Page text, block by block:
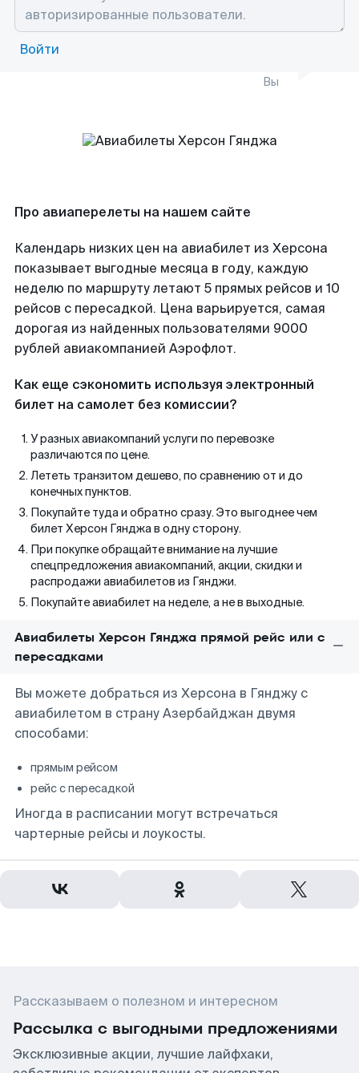
Войти
Вы
Про авиаперелеты на нашем сайте
Календарь низких цен на авиабилет из Херсона
показывает выгодные месяца в году, каждую
неделю по маршруту летают 5 прямых рейсов и 10
рейсов с пересадкой. Цена варьируется, самая
дорогая из найденных пользователями 9000
рублей авиакомпанией Аэрофлот.
Как еще сэкономить используя электронный
билет на самолет без комиссии?
У разных авиакомпаний услуги по перевозке
различаются по цене.
Лететь транзитом дешево, по сравнению от и до
конечных пунктов.
Покупайте туда и обратно сразу. Это выгоднее чем
билет Херсон Гянджа в одну сторону.
При покупке обращайте внимание на лучшие
спецпредложения авиакомпаний, акции, скидки и
распродажи авиабилетов из Гянджи.
Покупайте авиабилет на неделе, а не в выходные.
Авиабилеты Херсон Гянджа прямой рейс или с
пересадками
Вы можете добраться из Херсона в Гянджу с
авиабилетом в страну Азербайджан двумя
способами:
прямым рейсом
рейс с пересадкой
Иногда в расписании могут встречаться
чартерные рейсы и лоукосты.
Рассказываем о полезном и интересном
Рассылка с выгодными предложениями
Эксклюзивные акции, лучшие лайфхаки,